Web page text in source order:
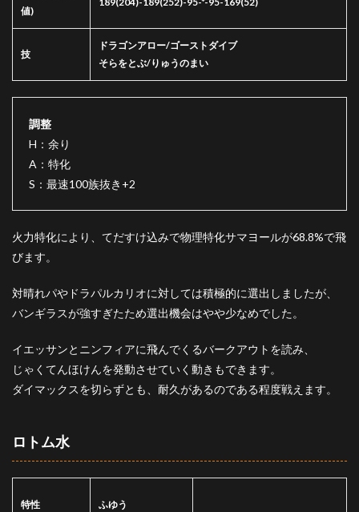
値)
技
ドラゴンアロー/ゴーストダイブ
そらをとぶ/りゅうのまい
調整
H：余り
A：特化
S：最速100族抜き+2
火力特化により、てだすけ込みで物理特化サマヨールが68.8%で飛
びます。
対晴れパやドラパルカリオに対しては積極的に選出しましたが、
バンギラスが強すぎたため選出機会はやや少なめでした。
イエッサンとニンフィアに飛んでくるバークアウトを読み、
じゃくてんほけんを発動させていく動きもできます。
ダイマックスを切らずとも、耐久があるのである程度戦えます。
ロトム水
特性 ふゆう